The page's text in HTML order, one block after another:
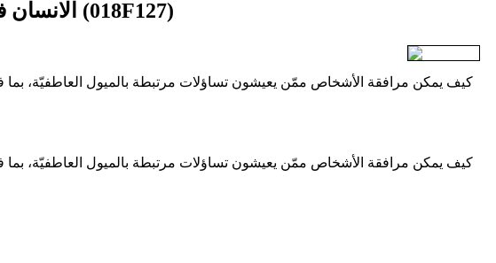
(018F127)
كيف يمكن مرافقة الأشخاص ممّن يعيشون تساؤلات مرتبطة بالميول العاطفيّة،
كيف يمكن مرافقة الأشخاص ممّن يعيشون تساؤلات مرتبطة بالميول العاطفيّة،